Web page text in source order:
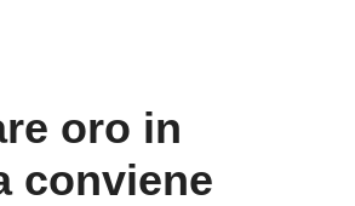
oro in
conviene